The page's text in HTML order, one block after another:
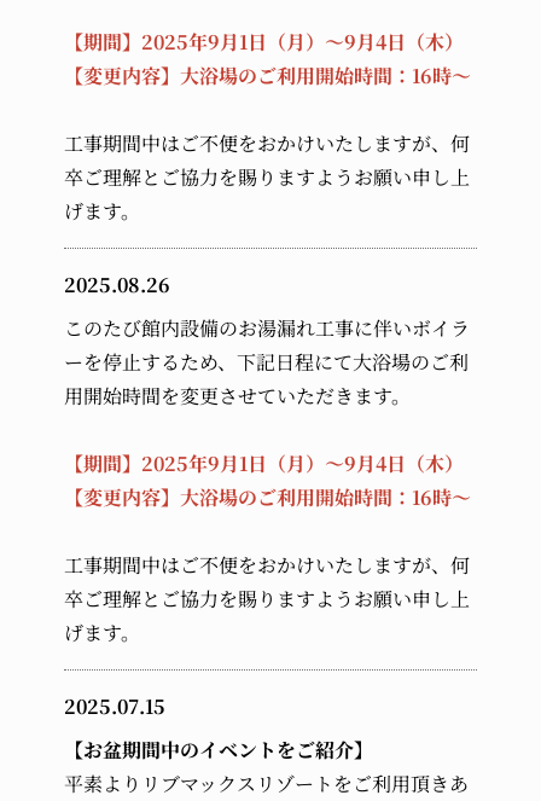
【期間】2025年9月1日（月）～9月4日（木）
【変更内容】大浴場のご利用開始時間：16時～
工事期間中はご不便をおかけいたしますが、何
卒ご理解とご協力を賜りますようお願い申し上
げます。
2025.08.26
このたび館内設備のお湯漏れ工事に伴いボイラ
ーを停止するため、下記日程にて大浴場のご利
用開始時間を変更させていただきます。
【期間】2025年9月1日（月）～9月4日（木）
【変更内容】大浴場のご利用開始時間：16時～
工事期間中はご不便をおかけいたしますが、何
卒ご理解とご協力を賜りますようお願い申し上
げます。
2025.07.15
【お盆期間中のイベントをご紹介】
平素よりリブマックスリゾートをご利用頂きあ